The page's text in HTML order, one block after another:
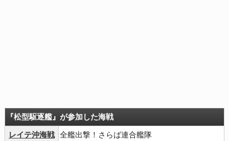
『松型駆逐艦』が参加した海戦
レイテ沖海戦 全艦出撃！さらば連合艦隊